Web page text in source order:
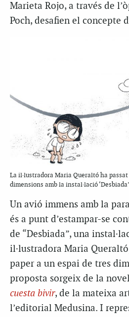
Marieta Rojo, a través de
Poch, desafien el concepte
La il·lustradora Maria Queraltó ha
dimensions amb la instal·lació
Un avió immens amb la
és a punt d’estampar-se
de “Desbiada”, una
il·lustradora Maria
paper a un espai de tres
proposta sorgeix de la
cuesta bivir, de la mateixa
l’editorial Medusina. I